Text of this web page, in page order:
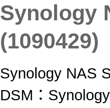
Synology
(1090429)
Synology NAS
DSM：